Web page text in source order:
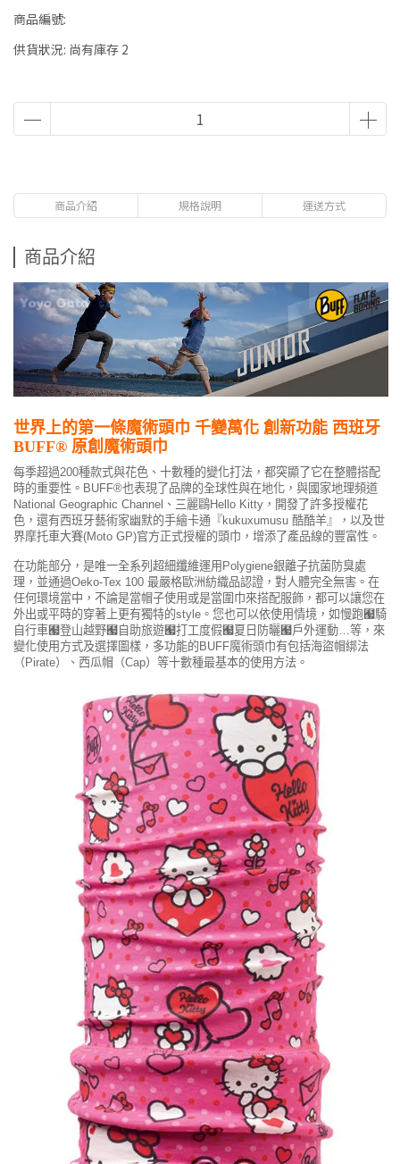
商品編號:
供貨狀況: 尚有庫存 2
商品介紹 規格說明 運送方式
商品介紹
世界上的第一條魔術頭巾 千變萬化 創新功能 西班牙
BUFF® 原創魔術頭巾
每季超過200種款式與花色、十數種的變化打法，都突顯了它在整體搭配
時的重要性。BUFF®也表現了品牌的全球性與在地化，與國家地理頻道
National Geographic Channel、三麗鷗Hello Kitty，開發了許多授權花
色，還有西班牙藝術家幽默的手繪卡通『kukuxumusu 酷酷羊』，以及世
界摩托車大賽(Moto GP)官方正式授權的頭巾，增添了產品線的豐富性。
在功能部分，是唯一全系列超細纖維運用Polygiene銀離子抗菌防臭處
理，並通過Oeko-Tex 100 最嚴格歐洲紡織品認證，對人體完全無害。在
任何環境當中，不論是當帽子使用或是當圍巾來搭配服飾，都可以讓您在
外出或平時的穿著上更有獨特的style。您也可以依使用情境，如慢跑﹧騎
自行車﹧登山越野﹧自助旅遊﹧打工度假﹧夏日防曬﹧戶外運動…等，來
變化使用方式及選擇圖樣，多功能的BUFF魔術頭巾有包括海盜帽綁法
（Pirate）、西瓜帽（Cap）等十數種最基本的使用方法。